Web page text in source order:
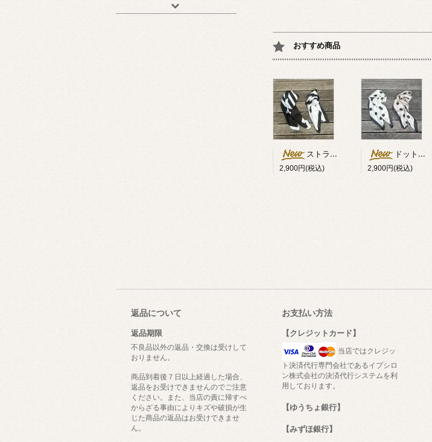
おすすめ商品
ストライプ柄スカーフ
2,900円(税込)
ドット柄スカーフ
2,900円(税込)
返品について
返品期限
不良品以外の返品・交換は受けして
おりません。
商品到着後７日以上経過した場合、
返品をお受けできませんのでご注意
ください。また、当店の責に帰すべ
からざる事由によりキズや破損が生
じた商品の返品はお受けできませ
ん。
お支払い方法
【クレジットカード】
当店ではクレジッ
ト決済代行専門会社であるイプシロ
ン株式会社の決済代行システムを利
用しております。
【ゆうちょ銀行】
【みずほ銀行】